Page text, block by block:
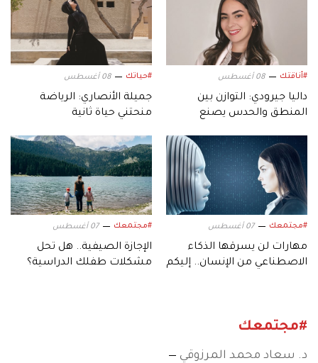
#أناقتك 08 أغسطس
داليا جيرودي: التوازن بين
المنطق والحدس يصنع
#حياتك 08 أغسطس
جميلة الأنصاري: الرياضة
منحتني حياة ثانية
#مجتمعك 07 أغسطس
مهارات لن يسرقها الذكاء
الاصطناعي من الإنسان.. إليكم
#مجتمعك 07 أغسطس
الإجازة الصيفية.. هل تحل
مشكلات طفلك الدراسية؟
#مجتمعك
د. سعاد محمد المرزوقي